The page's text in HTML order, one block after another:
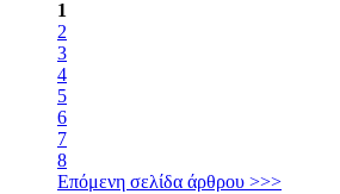
1
2
3
4
5
6
7
8
Επόμενη σελίδα άρθρου >>>